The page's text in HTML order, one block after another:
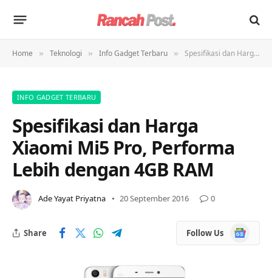
Home » Teknologi » Info Gadget Terbaru » Spesifikasi dan Harga Xiaomi Mi5 Pro, Performa Lebih dengan 4GB RAM
INFO GADGET TERBARU
Spesifikasi dan Harga
Xiaomi Mi5 Pro, Performa
Lebih dengan 4GB RAM
Ade Yayat Priyatna 20 September 2016 0
Share Follow Us
Google
News